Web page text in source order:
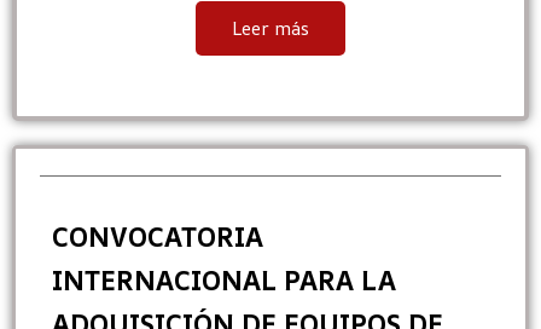
Leer más
CONVOCATORIA
INTERNACIONAL PARA LA